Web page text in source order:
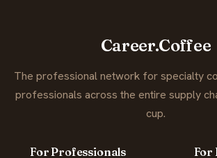
Career.Coffee
The professional network for specialty
professionals across the entire supply
cup.
For Professionals For